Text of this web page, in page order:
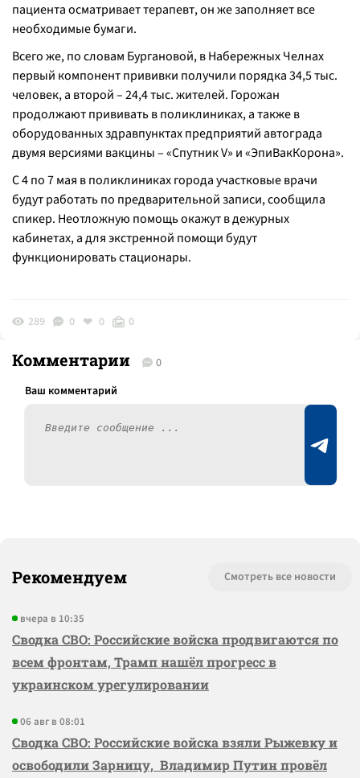
пациента осматривает терапевт, он же заполняет все
необходимые бумаги.
Всего же, по словам Бургановой, в Набережных Челнах
первый компонент прививки получили порядка 34,5 тыс.
человек, а второй – 24,4 тыс. жителей. Горожан
продолжают прививать в поликлиниках, а также в
оборудованных здравпунктах предприятий автограда
двумя версиями вакцины – «Спутник V» и «ЭпиВакКорона».
С 4 по 7 мая в поликлиниках города участковые врачи
будут работать по предварительной записи, сообщила
спикер. Неотложную помощь окажут в дежурных
кабинетах, а для экстренной помощи будут
функционировать стационары.
289 0 0 0
Комментарии 0
Рекомендуем Смотреть все новости
вчера в 10:35
Сводка СВО: Российские войска продвигаются по
всем фронтам, Трамп нашёл прогресс в
украинском урегулировании
06 авг в 08:01
Сводка СВО: Российские войска взяли Рыжевку и
освободили Зарницу, Владимир Путин провёл